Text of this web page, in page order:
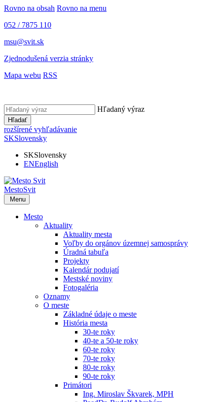
Rovno na obsah Rovno na menu
052 / 7875 110
msu@svit.sk
Zjednodušená verzia stránky
Mapa webu RSS
Hľadaný výraz
Hľadať
rozšírené vyhľadávanie
SKSlovensky
SKSlovensky
ENEnglish
MestoSvit
Menu
Mesto
Aktuality
Aktuality mesta
Voľby do orgánov územnej samosprávy
Úradná tabuľa
Projekty
Kalendár podujatí
Mestské noviny
Fotogaléria
Oznamy
O meste
Základné údaje o meste
História mesta
30-te roky
40-te a 50-te roky
60-te roky
70-te roky
80-te roky
90-te roky
Primátori
Ing. Miroslav Škvarek, MPH